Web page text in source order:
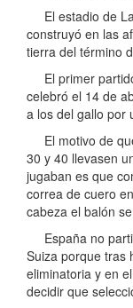
El estadio de
construyó en las
tierra del término
El primer
celebró el 14 de
a los del gallo por
El motivo de
30 y 40 llevasen
jugaban es que
correa de cuero
cabeza el balón
España no
Suiza porque tras
eliminatoria y en
decidir que